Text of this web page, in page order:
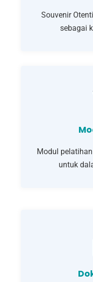
Souvenir
sebagai
Modul
untuk